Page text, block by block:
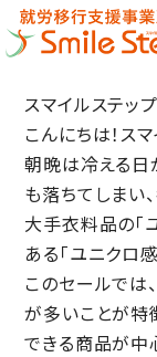
スマイルステッ
こんにちは！ス
朝晩は冷える日
も落ちてしまい
大手衣料品の「
ある「ユニクロ
このセールでは
が多いことが特
できる商品が中